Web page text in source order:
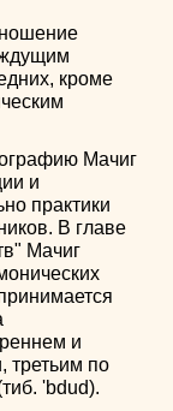
кроме
Мачиг
и
практики
В главе
Мачиг
и
третьим по
'bdud).